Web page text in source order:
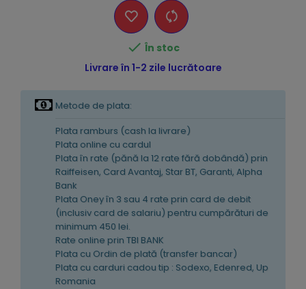
 În stoc
Livrare în 1-2 zile lucrătoare
Metode de plata:
Plata ramburs (cash la livrare)
Plata online cu cardul
Plata în rate (pănă la 12 rate fără dobândă) prin
Raiffeisen, Card Avantaj, Star BT, Garanti, Alpha
Bank
Plata Oney în 3 sau 4 rate prin card de debit
(inclusiv card de salariu) pentru cumpărături de
minimum 450 lei.
Rate online prin TBI BANK
Plata cu Ordin de plată (transfer bancar)
Plata cu carduri cadou tip : Sodexo, Edenred, Up
Romania